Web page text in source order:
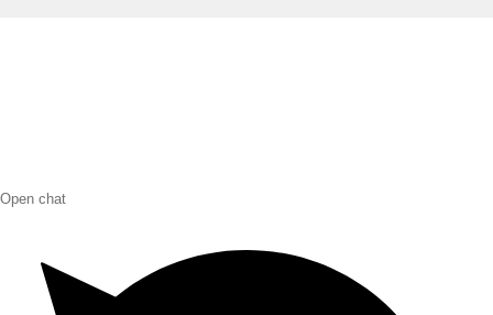
Open chat